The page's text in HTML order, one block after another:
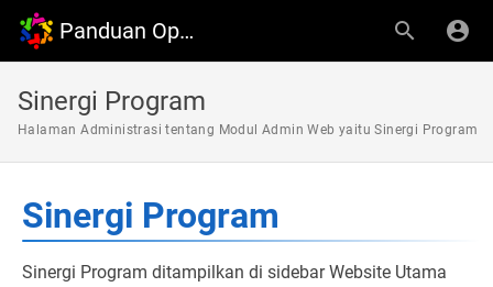
Panduan OpenDesa
Sinergi Program
Halaman Administrasi tentang Modul Admin Web yaitu Sinergi Program
Sinergi Program
Sinergi Program ditampilkan di sidebar Website Utama